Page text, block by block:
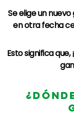
Se elige un
en otra fecha
Esto significa